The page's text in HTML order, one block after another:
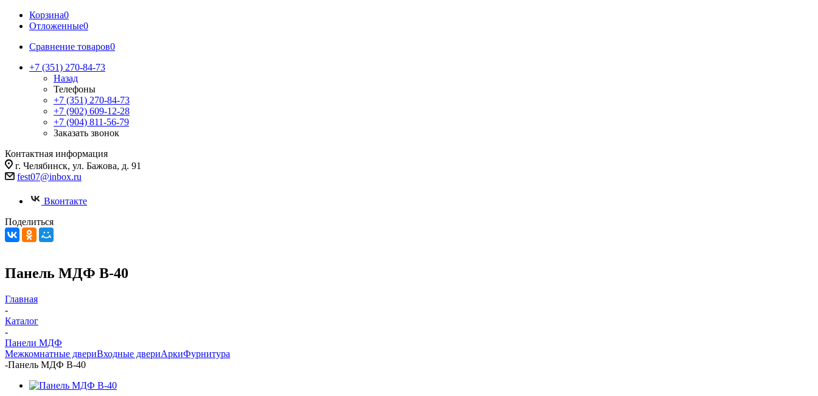
Корзина0
Отложенные0
Сравнение товаров0
+7 (351) 270-84-73
Назад
Телефоны
+7 (351) 270-84-73
+7 (902) 609-12-28
+7 (904) 811-56-79
Заказать звонок
Контактная информация
г. Челябинск, ул. Бажова, д. 91
fest07@inbox.ru
Вконтакте
Поделиться
Панель МДФ В-40
Главная
-
Каталог
-
Панели МДФ
Межкомнатные двериВходные двериАркиФурнитура
-Панель МДФ В-40